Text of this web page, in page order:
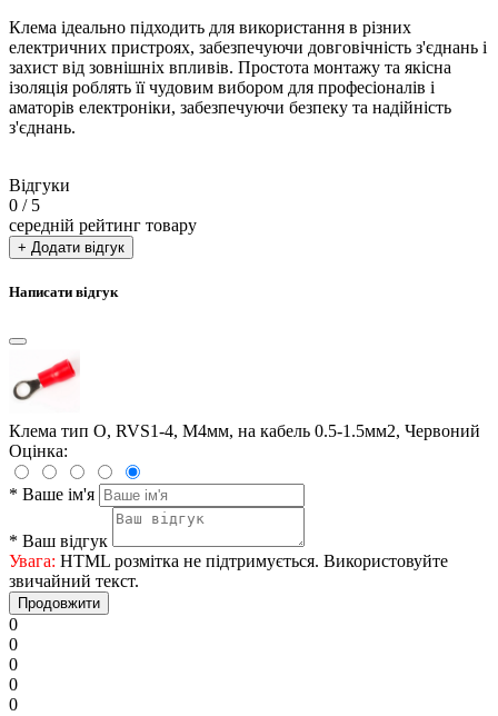
Клема ідеально підходить для використання в різних
електричних пристроях, забезпечуючи довговічність з'єднань і
захист від зовнішніх впливів. Простота монтажу та якісна
ізоляція роблять її чудовим вибором для професіоналів і
аматорів електроніки, забезпечуючи безпеку та надійність
з'єднань.
Відгуки
0 / 5
середній рейтинг товару
+ Додати відгук
Написати відгук
Клема тип О, RVS1-4, М4мм, на кабель 0.5-1.5мм2, Червоний
Оцінка:
* Ваше ім'я
* Ваш відгук
Увага: HTML розмітка не підтримується. Використовуйте
звичайний текст.
Продовжити
0
0
0
0
0